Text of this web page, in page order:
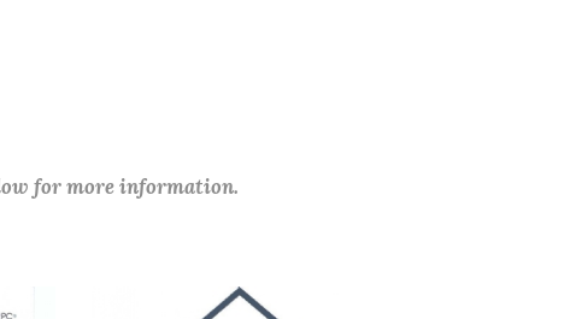
for more information.